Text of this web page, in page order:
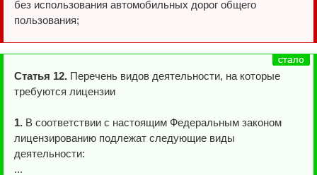
без использования автомобильных дорог общего
пользования;
Статья 12. Перечень видов деятельности, на которые
требуются лицензии
1. В соответствии с настоящим Федеральным законом
лицензированию подлежат следующие виды
деятельности:
...